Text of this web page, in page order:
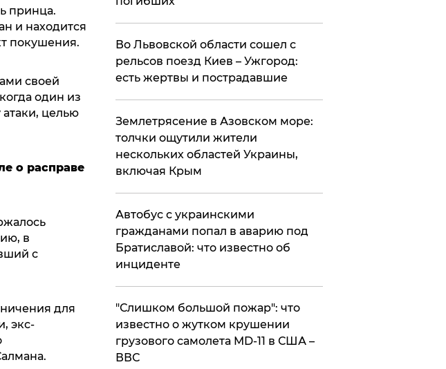
принца.
и находится
покушения.
своей
один из
целью
о расправе
в
с
для
экс-
Во Львовской области сошел с
рельсов поезд Киев – Ужгород:
есть жертвы и пострадавшие
Землетрясение в Азовском море:
толчки ощутили жители
нескольких областей Украины,
включая Крым
Автобус с украинскими
гражданами попал в аварию под
Братиславой: что известно об
инциденте
"Слишком большой пожар": что
известно о жутком крушении
грузового самолета MD-11 в США –
ВВС